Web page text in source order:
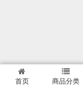
首页 商品分类